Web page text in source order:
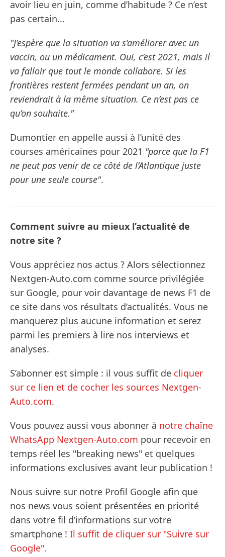
avoir lieu en juin, comme d’habitude ? Ce n’est
pas certain...
"J’espère que la situation va s’améliorer avec un
vaccin, ou un médicament. Oui, c’est 2021, mais il
va falloir que tout le monde collabore. Si les
frontières restent fermées pendant un an, on
reviendrait à la même situation. Ce n’est pas ce
qu’on souhaite."
Dumontier en appelle aussi à l’unité des
courses américaines pour 2021 "parce que la F1
ne peut pas venir de ce côté de l’Atlantique juste
pour une seule course".
Comment suivre au mieux l’actualité de
notre site ?
Vous appréciez nos actus ? Alors sélectionnez
Nextgen-Auto.com comme source privilégiée
sur Google, pour voir davantage de news F1 de
ce site dans vos résultats d’actualités. Vous ne
manquerez plus aucune information et serez
parmi les premiers à lire nos interviews et
analyses.
S’abonner est simple : il vous suffit de cliquer
sur ce lien et de cocher les sources Nextgen-
Auto.com.
Vous pouvez aussi vous abonner à notre chaîne
WhatsApp Nextgen-Auto.com pour recevoir en
temps réel les "breaking news" et quelques
informations exclusives avant leur publication !
Nous suivre sur notre Profil Google afin que
nos news vous soient présentées en priorité
dans votre fil d’informations sur votre
smartphone ! Il suffit de cliquer sur "Suivre sur
Google".